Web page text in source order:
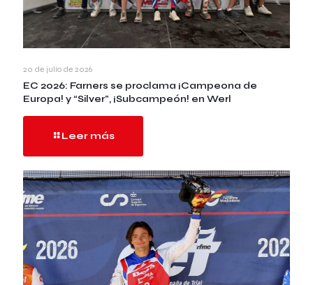
20 de julio de 2026
EC 2026: Farners se proclama ¡Campeona de
Europa! y “Silver”, ¡Subcampeón! en Werl
Leer más